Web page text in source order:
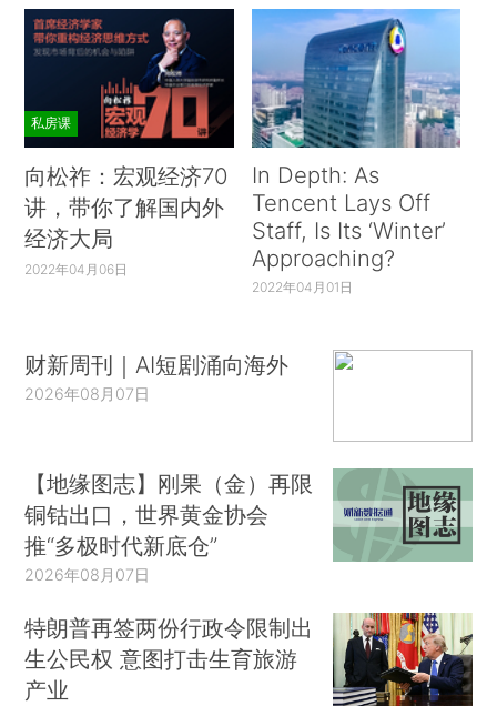
私房课
向松祚：宏观经济70
讲，带你了解国内外
经济大局
2022年04月06日
In Depth: As
Tencent Lays Off
Staff, Is Its ‘Winter’
Approaching?
2022年04月01日
财新周刊｜AI短剧涌向海外
2026年08月07日
【地缘图志】刚果（金）再限
铜钴出口，世界黄金协会
推“多极时代新底仓”
2026年08月07日
特朗普再签两份行政令限制出
生公民权 意图打击生育旅游
产业